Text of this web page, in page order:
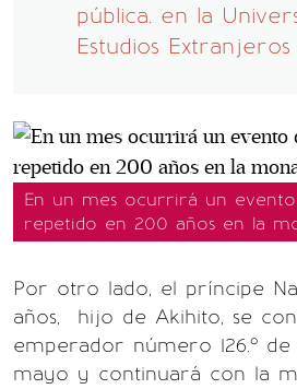
pública. en la
Estudios
En un mes ocurrirá un
repetido en 200 años en la
Por otro lado, el príncipe
años, hijo de Akihito, se
emperador número 126.º de
mayo y continuará con la